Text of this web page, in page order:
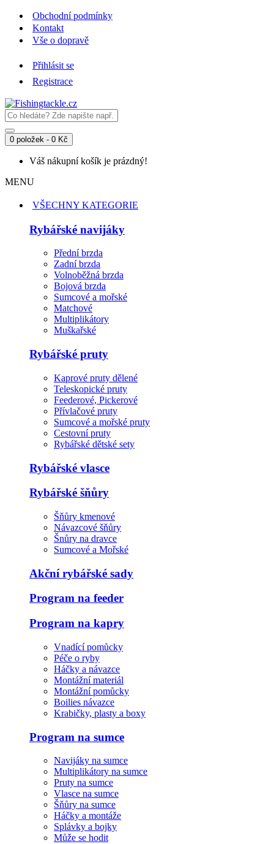
Obchodní podmínky
Kontakt
Vše o dopravě
Přihlásit se
Registrace
0 položek - 0 Kč
Váš nákupní košík je prázdný!
MENU
VŠECHNY KATEGORIE
Rybářské navijáky
Přední brzda
Zadní brzda
Volnoběžná brzda
Bojová brzda
Sumcové a mořské
Matchové
Multiplikátory
Muškařské
Rybářské pruty
Kaprové pruty dělené
Teleskopické pruty
Feederové, Pickerové
Přívlačové pruty
Sumcové a mořské pruty
Cestovní pruty
Rybářské dětské sety
Rybářské vlasce
Rybářské šňůry
Šňůry kmenové
Návazcové šňůry
Šnůry na dravce
Sumcové a Mořské
Akční rybářské sady
Program na feeder
Program na kapry
Vnadící pomůcky
Péče o ryby
Háčky a návazce
Montážní materiál
Montážní pomůcky
Boilies návazce
Krabičky, plasty a boxy
Program na sumce
Navijáky na sumce
Multiplikátory na sumce
Pruty na sumce
Vlasce na sumce
Šňůry na sumce
Háčky a montáže
Splávky a bojky
Může se hodit